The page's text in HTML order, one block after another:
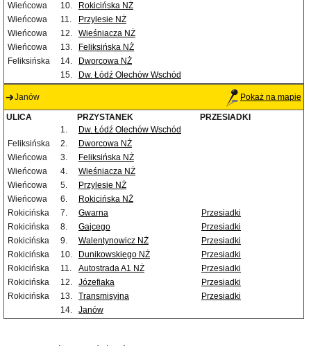
Wieńcowa
10.
Rokicińska NŻ
Wieńcowa
11.
Przylesie NŻ
Wieńcowa
12.
Wieśniacza NŻ
Wieńcowa
13.
Feliksińska NŻ
Feliksińska
14.
Dworcowa NŻ
15.
Dw. Łódź Olechów Wschód
Janów Pokaż na mapie
ULICA PRZYSTANEK
PRZESIADKI
1.
Dw. Łódź Olechów Wschód
Feliksińska
2.
Dworcowa NŻ
Wieńcowa
3.
Feliksińska NŻ
Wieńcowa
4.
Wieśniacza NŻ
Wieńcowa
5.
Przylesie NŻ
Wieńcowa
6.
Rokicińska NŻ
Rokicińska
7. Gwarna
Przesiadki
Rokicińska
8. Gajcego
Przesiadki
Rokicińska
9. Walentynowicz NŻ
Przesiadki
Rokicińska
10. Dunikowskiego NŻ
Przesiadki
Rokicińska
11. Autostrada A1 NŻ
Przesiadki
Rokicińska
12. Józefiaka
Przesiadki
Rokicińska
13. Transmisyjna
Przesiadki
14.
Janów